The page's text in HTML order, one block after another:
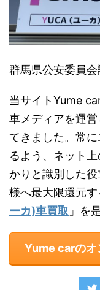
群馬県公安委員
当サイトYume
車メディアを運
てきました。常
るよう、ネット
かりと識別した
様へ最大限還元
ーカ)車買取 」を
Yume carのオ